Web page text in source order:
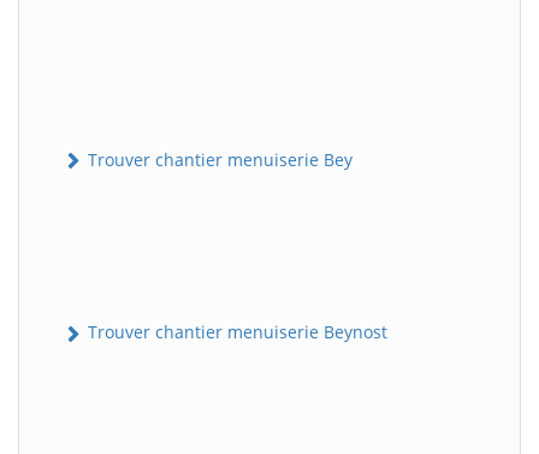
Trouver chantier menuiserie Bey
Trouver chantier menuiserie Beynost